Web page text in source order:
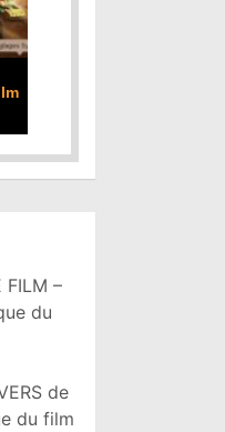
FILM –
du
de
du film